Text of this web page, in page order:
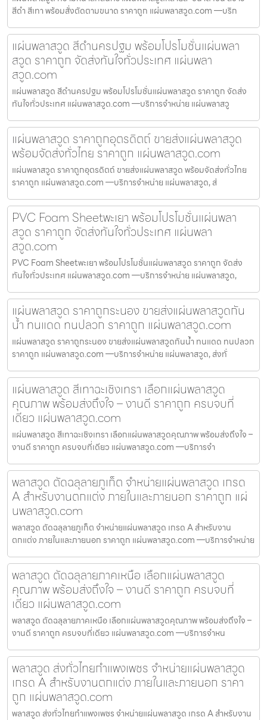
สีดำ สีเทา พร้อมสั่งตัดตามขนาด ราคาถูก แผ่นพลาสวูด.com —บริก
แผ่นพลาสวูด สีดำนครปฐม พร้อมโปรโมชั่นแผ่นพลา
สวูด ราคาถูก จัดส่งทันใจทั่วประเทศ แผ่นพลา
สวูด.com
แผ่นพลาสวูด สีดำนครปฐม พร้อมโปรโมชั่นแผ่นพลาสวูด ราคาถูก จัดส่ง
ทันใจทั่วประเทศ แผ่นพลาสวูด.com —บริการจำหน่าย แผ่นพลาสวู
แผ่นพลาสวูด ราคาถูกอุตรดิตถ์ ขายส่งแผ่นพลาสวูด
พร้อมจัดส่งทั่วไทย ราคาถูก แผ่นพลาสวูด.com
แผ่นพลาสวูด ราคาถูกอุตรดิตถ์ ขายส่งแผ่นพลาสวูด พร้อมจัดส่งทั่วไทย
ราคาถูก แผ่นพลาสวูด.com —บริการจำหน่าย แผ่นพลาสวูด, ส่
PVC Foam Sheetพะเยา พร้อมโปรโมชั่นแผ่นพลา
สวูด ราคาถูก จัดส่งทันใจทั่วประเทศ แผ่นพลา
สวูด.com
PVC Foam Sheetพะเยา พร้อมโปรโมชั่นแผ่นพลาสวูด ราคาถูก จัดส่ง
ทันใจทั่วประเทศ แผ่นพลาสวูด.com —บริการจำหน่าย แผ่นพลาสวูด,
แผ่นพลาสวูด ราคาถูกระนอง ขายส่งแผ่นพลาสวูดกัน
น้ำ ทนแดด ทนปลวก ราคาถูก แผ่นพลาสวูด.com
แผ่นพลาสวูด ราคาถูกระนอง ขายส่งแผ่นพลาสวูดกันน้ำ ทนแดด ทนปลวก
ราคาถูก แผ่นพลาสวูด.com —บริการจำหน่าย แผ่นพลาสวูด, ส่งทั่
แผ่นพลาสวูด สีเทาฉะเชิงเทรา เลือกแผ่นพลาสวูด
คุณภาพ พร้อมส่งถึงใจ – งานดี ราคาถูก ครบจบที่
เดียว แผ่นพลาสวูด.com
แผ่นพลาสวูด สีเทาฉะเชิงเทรา เลือกแผ่นพลาสวูดคุณภาพ พร้อมส่งถึงใจ –
งานดี ราคาถูก ครบจบที่เดียว แผ่นพลาสวูด.com —บริการจำ
พลาสวูด ตัดฉลุลายภูเก็ต จำหน่ายแผ่นพลาสวูด เกรด
A สำหรับงานตกแต่ง ภายในและภายนอก ราคาถูก แผ่
นพลาสวูด.com
พลาสวูด ตัดฉลุลายภูเก็ต จำหน่ายแผ่นพลาสวูด เกรด A สำหรับงาน
ตกแต่ง ภายในและภายนอก ราคาถูก แผ่นพลาสวูด.com —บริการจำหน่าย
พลาสวูด ตัดฉลุลายภาคเหนือ เลือกแผ่นพลาสวูด
คุณภาพ พร้อมส่งถึงใจ – งานดี ราคาถูก ครบจบที่
เดียว แผ่นพลาสวูด.com
พลาสวูด ตัดฉลุลายภาคเหนือ เลือกแผ่นพลาสวูดคุณภาพ พร้อมส่งถึงใจ –
งานดี ราคาถูก ครบจบที่เดียว แผ่นพลาสวูด.com —บริการจำหน
พลาสวูด ส่งทั่วไทยกำแพงเพชร จำหน่ายแผ่นพลาสวูด
เกรด A สำหรับงานตกแต่ง ภายในและภายนอก ราคา
ถูก แผ่นพลาสวูด.com
พลาสวูด ส่งทั่วไทยกำแพงเพชร จำหน่ายแผ่นพลาสวูด เกรด A สำหรับงาน